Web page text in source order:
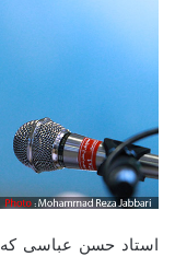
استاد حسن عباسی